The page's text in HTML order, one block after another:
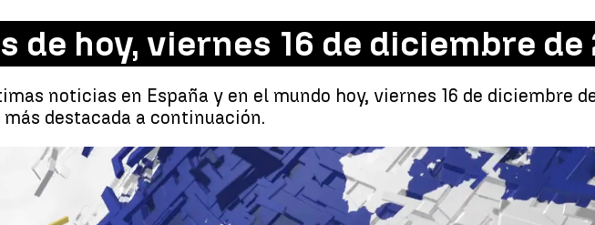
¿Qué estás buscando?
Buscar
de hoy, viernes 16 de diciembre de
noticias en España y en el mundo hoy, viernes 16 de diciembre
destacada a continuación.
Noticias de hoy,